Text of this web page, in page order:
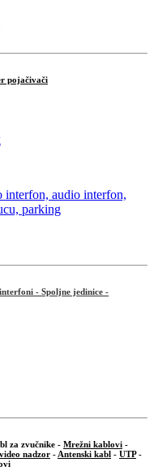
pojačivači
- Spoljne jedinice -
za zvučnike - Mrežni kablovi -
nadzor - Antenski kabl - UTP-